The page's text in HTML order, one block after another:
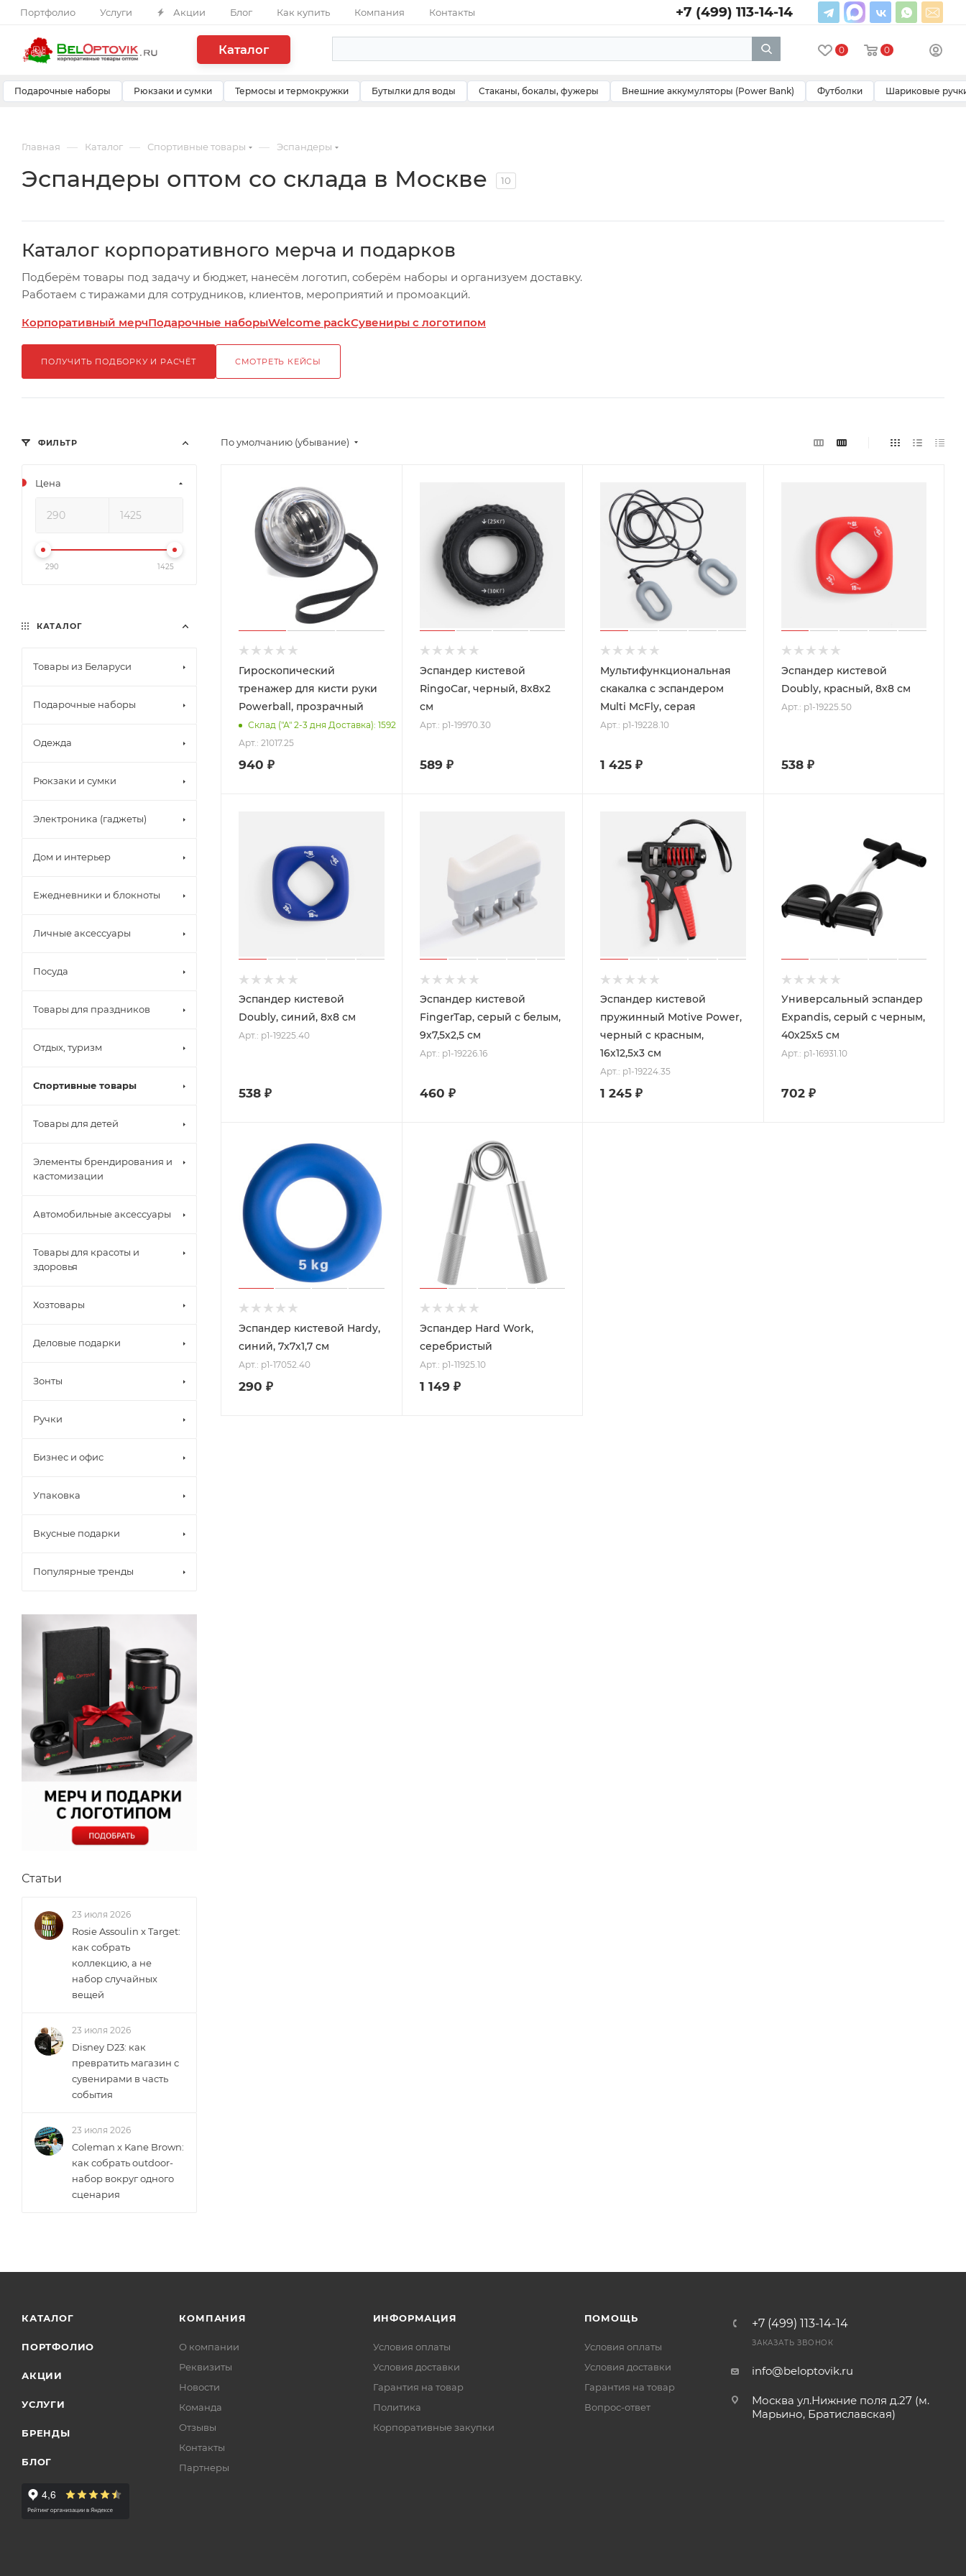
Портфолио Услуги Акции Блог Как купить Компания Контакты +7 (499) 113-14-14
Каталог 0 0
Подарочные наборы Рюкзаки и сумки Термосы и термокружки Бутылки для воды Стаканы, бокалы, фужеры Внешние аккумуляторы (Power Bank) Футболки Шариковые
Главная — Каталог — Спортивные товары — Эспандеры
Эспандеры оптом со склада в Москве 10
Каталог корпоративного мерча и подарков
Подберём товары под задачу и бюджет, нанесём логотип, соберём наборы и организуем доставку.
Работаем с тиражами для сотрудников, клиентов, мероприятий и промоакций.
Корпоративный мерчПодарочные наборыWelcome packСувениры с логотипом
ПОЛУЧИТЬ ПОДБОРКУ И РАСЧЁТ СМОТРЕТЬ КЕЙСЫ
По умолчанию (убывание)
Гироскопический
тренажер для кисти руки
Powerball, прозрачный
Склад ("А" 2-3 дня Доставка): 1592
Арт.: 21017.25
940 ₽
Эспандер кистевой
RingoCar, черный, 8х8х2
см
Арт.: p1-19970.30
589₽
Мультифункциональная
скакалка с эспандером
Multi McFly, серая
Арт.: p1-19228.10
1 425 ₽
Эспандер кистевой
Doubly, красный, 8х8 см
Арт.: p1-19225.50
538₽
Эспандер кистевой
Doubly, синий, 8х8 см
Арт.: p1-19225.40
538 ₽
Эспандер кистевой
FingerTap, серый с белым,
9х7,5х2,5 см
Арт.: p1-19226.16
460 ₽
Эспандер кистевой
пружинный Motive Power,
черный с красным,
16х12,5х3 см
Арт.: p1-19224.35
1 245 ₽
Универсальный эспандер
Expandis, серый с черным,
40х25х5 см
Арт.: p1-16931.10
702₽
Эспандер кистевой Hardy,
синий, 7х7х1,7 см
Арт.: p1-17052.40
290 ₽
Эспандер Hard Work,
серебристый
Арт.: p1-11925.10
1 149₽
ФИЛЬТР
Цена
290 1425
КАТАЛОГ
Товары из Беларуси
Подарочные наборы
Одежда
Рюкзаки и сумки
Электроника (гаджеты)
Дом и интерьер
Ежедневники и блокноты
Личные аксессуары
Посуда
Товары для праздников
Отдых, туризм
Спортивные товары
Товары для детей
Элементы брендирования и
кастомизации
Автомобильные аксессуары
Товары для красоты и
здоровья
Хозтовары
Деловые подарки
Зонты
Ручки
Бизнес и офис
Упаковка
Вкусные подарки
Популярные тренды
Статьи
23 июля 2026
Rosie Assoulin x Target:
как собрать
коллекцию, а не
набор случайных
вещей
23 июля 2026
Disney D23: как
превратить магазин с
сувенирами в часть
события
23 июля 2026
Coleman x Kane Brown:
как собрать outdoor-
набор вокруг одного
сценария
КАТАЛОГ
ПОРТФОЛИО
АКЦИИ
УСЛУГИ
БРЕНДЫ
БЛОГ
КОМПАНИЯ
О компании
Реквизиты
Новости
Команда
Отзывы
Контакты
Партнеры
ИНФОРМАЦИЯ
Условия оплаты
Условия доставки
Гарантия на товар
Политика
Корпоративные закупки
ПОМОЩЬ
Условия оплаты
Условия доставки
Гарантия на товар
Вопрос-ответ
+7 (499) 113-14-14
ЗАКАЗАТЬ ЗВОНОК
info@beloptovik.ru
Москва ул.Нижние поля д.27 (м.
Марьино, Братиславская)